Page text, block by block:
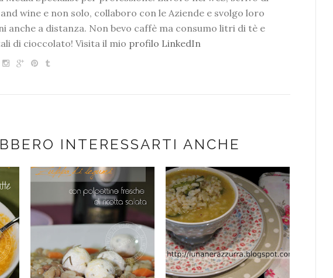
wine e non solo, collaboro con le Aziende e svolgo loro
anche a distanza. Non bevo caffè ma consumo litri di tè e
di cioccolato! Visita il mio profilo LinkedIn
INTERESSARTI ANCHE